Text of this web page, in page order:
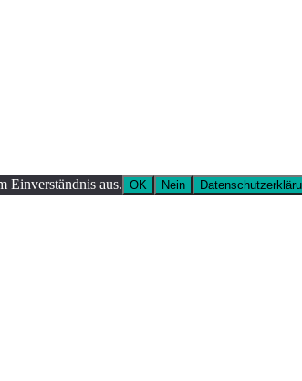
Einverständnis aus. OK Nein